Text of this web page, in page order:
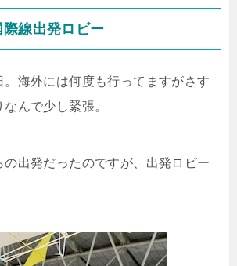
線出発ロビー
。海外には何度も行ってますがさす
んで少し緊張。
の出発だったのですが、出発ロビー